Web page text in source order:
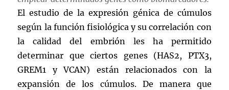
El estudio de la expresión génica de cúmulos
según la función fisiológica y su correlación con
la calidad del embrión les ha permitido
determinar que ciertos genes (HAS2, PTX3,
GREM1 y VCAN) están relacionados con la
expansión de los cúmulos. De manera que